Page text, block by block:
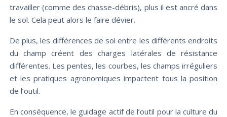
travailler (comme des chasse-débris), plus il est ancré dans
le sol. Cela peut alors le faire dévier.
De plus, les différences de sol entre les différents endroits
du champ créent des charges latérales de résistance
différentes. Les pentes, les courbes, les champs irréguliers
et les pratiques agronomiques impactent tous la position
de l’outil.
En conséquence, le guidage actif de l’outil pour la culture du